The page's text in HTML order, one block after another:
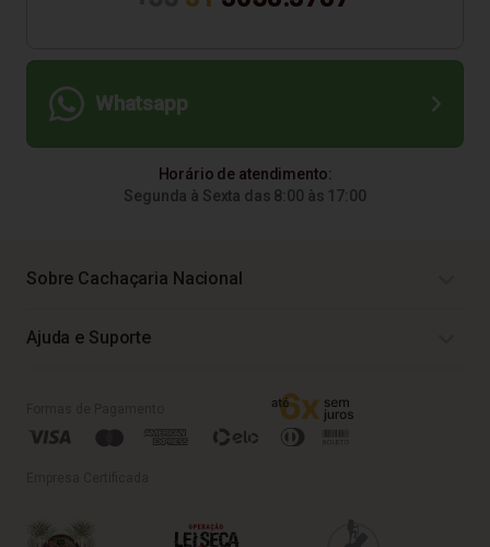
Whatsapp
Horário de atendimento:
Segunda à Sexta das 8:00 às 17:00
Sobre Cachaçaria Nacional
Ajuda e Suporte